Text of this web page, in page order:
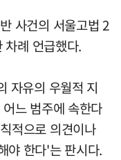
사건의 서울고법 2
례 언급했다.
자유의 우월적 지
느 범주에 속한다
적으로 의견이나
야 한다'는 판시다.